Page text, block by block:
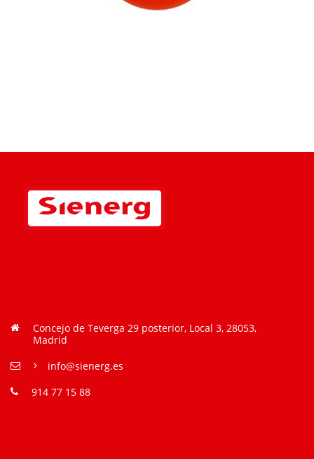
Concejo de Teverga 29 posterior, Local 3, 28053,
Madrid
info@sienerg.es
914 77 15 88